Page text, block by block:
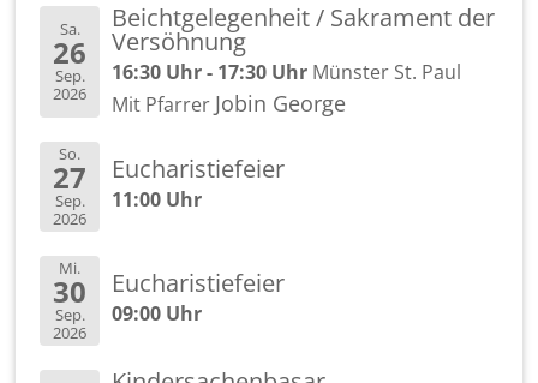
Sa.
26
Sep.
2026
Beicht­ge­le­gen­heit / Sa­kra­ment der
Ver­söh­nung
16:30 Uhr - 17:30 Uhr Müns­ter St. Paul
Mit Pfar­rer Jobin Ge­or­ge
So.
27
Sep.
2026
Eu­cha­ris­tie­fei­er
11:00 Uhr
Mi.
30
Sep.
2026
Eu­cha­ris­tie­fei­er
09:00 Uhr